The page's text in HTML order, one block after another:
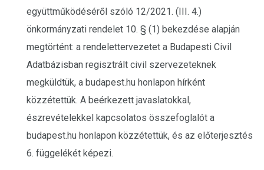
együttműködéséről szóló 12/2021. (III. 4.)
önkormányzati rendelet 10. § (1) bekezdése alapján
megtörtént: a rendelettervezetet a Budapesti Civil
Adatbázisban regisztrált civil szervezeteknek
megküldtük, a budapest.hu honlapon hírként
közzétettük. A beérkezett javaslatokkal,
észrevételekkel kapcsolatos összefoglalót a
budapest.hu honlapon közzétettük, és az előterjesztés
6. függelékét képezi.